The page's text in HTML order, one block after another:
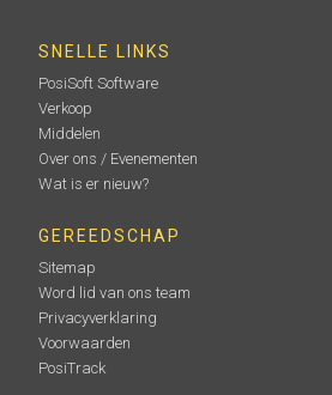
SNELLE LINKS
PosiSoft Software
Verkoop
Middelen
Over ons / Evenementen
Wat is er nieuw?
GEREEDSCHAP
Sitemap
Word lid van ons team
Privacyverklaring
Voorwaarden
PosiTrack